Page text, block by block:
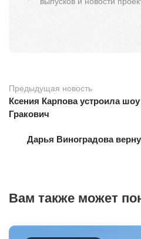
Предыдущая новость
Ксения Карпова устроила
Гракович
Дарья Виноградова
Вам также может